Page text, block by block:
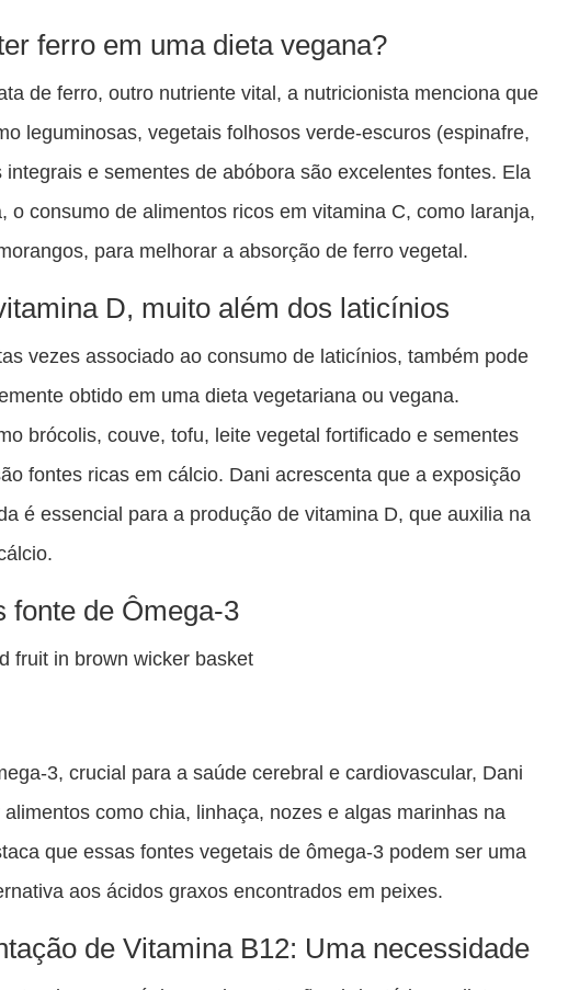
ferro em uma dieta vegana?
de ferro, outro nutriente vital, a nutricionista menciona que
leguminosas, vegetais folhosos verde-escuros (espinafre,
integrais e sementes de abóbora são excelentes fontes. Ela
o consumo de alimentos ricos em vitamina C, como laranja,
para melhorar a absorção de ferro vegetal.
D, muito além dos laticínios
vezes associado ao consumo de laticínios, também pode
obtido em uma dieta vegetariana ou vegana.
brócolis, couve, tofu, leite vegetal fortificado e sementes
fontes ricas em cálcio. Dani acrescenta que a exposição
é essencial para a produção de vitamina D, que auxilia na
fonte de Ômega-3
3, crucial para a saúde cerebral e cardiovascular, Dani
como chia, linhaça, nozes e algas marinhas na
que essas fontes vegetais de ômega-3 podem ser uma
aos ácidos graxos encontrados em peixes.
de Vitamina B12: Uma necessidade